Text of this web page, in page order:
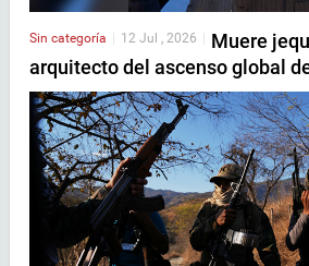
Sin categoría 12 Jul , 2026
Muere
arquitecto del ascenso global